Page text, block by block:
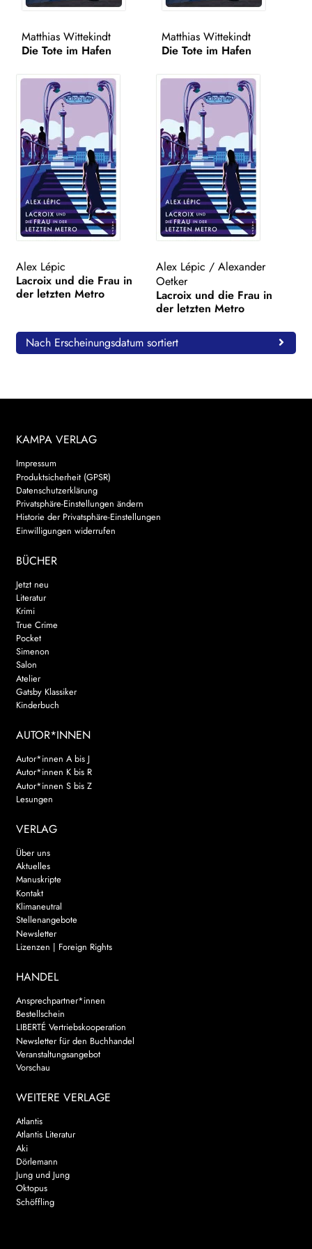
Search:
Matthias Wittekindt
Die Tote im Hafen
Matthias Wittekindt
Die Tote im Hafen
Alex Lépic
Lacroix und die Frau in
der letzten Metro
Alex Lépic / Alexander
Oetker
Lacroix und die Frau in
der letzten Metro
Nach Erscheinungsdatum sortiert
KAMPA VERLAG
Impressum
Produktsicherheit (GPSR)
Datenschutzerklärung
Privatsphäre-Einstellungen ändern
Historie der Privatsphäre-Einstellungen
Einwilligungen widerrufen
BÜCHER
Jetzt neu
Literatur
Krimi
True Crime
Pocket
Simenon
Salon
Atelier
Gatsby Klassiker
Kinderbuch
AUTOR*INNEN
Autor*innen A bis J
Autor*innen K bis R
Autor*innen S bis Z
Lesungen
VERLAG
Über uns
Aktuelles
Manuskripte
Kontakt
Klimaneutral
Stellenangebote
Newsletter
Lizenzen | Foreign Rights
HANDEL
Ansprechpartner*innen
Bestellschein
LIBERTÉ Vertriebskooperation
Newsletter für den Buchhandel
Veranstaltungsangebot
Vorschau
WEITERE VERLAGE
Atlantis
Atlantis Literatur
Aki
Dörlemann
Jung und Jung
Oktopus
Schöffling